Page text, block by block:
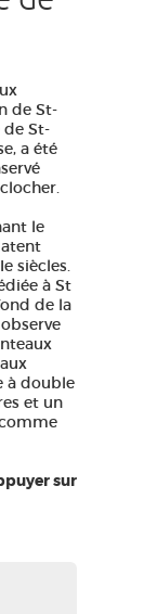
de St-
de St-
a été
le
siècles.
à St
de la
à double
et un
sur